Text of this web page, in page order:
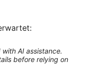
AI assistance.
before relying on